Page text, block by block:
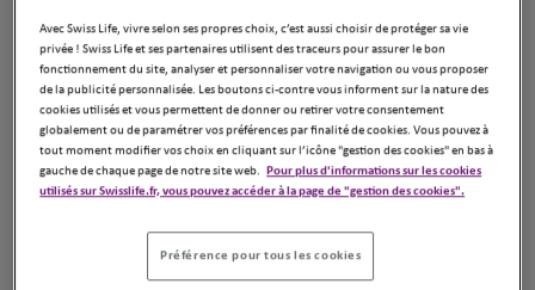
Leaflet| Map ©2026HERE
Avec Swiss Life, vivre selon ses propres choix, c’est aussi choisir de protéger sa vie
privée ! Swiss Life et ses partenaires utilisent des traceurs pour assurer le bon
fonctionnement du site, analyser et personnaliser votre navigation ou vous proposer
de la publicité personnalisée. Les boutons ci-contre vous informent sur la nature des
cookies utilisés et vous permettent de donner ou retirer votre consentement
globalement ou de paramétrer vos préférences par finalité de cookies. Vous pouvez à
tout moment modifier vos choix en cliquant sur l’icône "gestion des cookies" en bas à
gauche de chaque page de notre site web. Pour plus d'informations sur les cookies
utilisés sur Swisslife.fr, vous pouvez accéder à la page de "gestion des cookies".
Préférence pour tous les cookies